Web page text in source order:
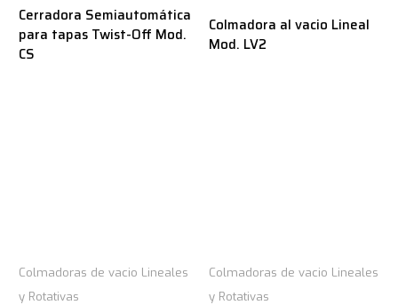
Cerradora Semiautomática
para tapas Twist-Off Mod.
CS
Colmadora al vacio Lineal
Mod. LV2
Colmadoras de vacio Lineales
y Rotativas
Colmadoras de vacio Lineales
y Rotativas